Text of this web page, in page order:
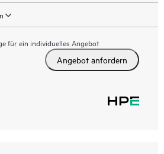
für ein individuelles Angebot
Angebot anfordern